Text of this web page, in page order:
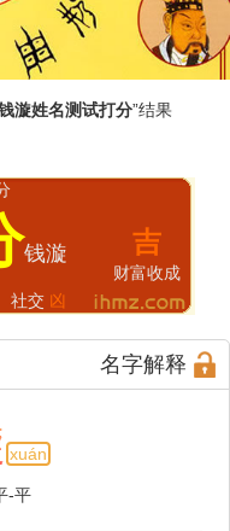
漩姓名测试打分”结果
钱漩
社交 凶
吉
财富收成
名字解释
xuán
-平